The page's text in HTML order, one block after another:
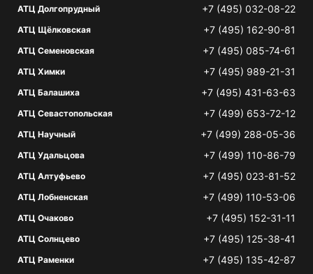
АТЦ Долгопрудный +7 (495) 032-08-22
АТЦ Щёлковская +7 (495) 162-90-81
АТЦ Семеновская +7 (495) 085-74-61
АТЦ Химки +7 (495) 989-21-31
АТЦ Балашиха +7 (495) 431-63-63
АТЦ Севастопольская +7 (499) 653-72-12
АТЦ Научный +7 (499) 288-05-36
АТЦ Удальцова +7 (499) 110-86-79
АТЦ Алтуфьево +7 (495) 023-81-52
АТЦ Лобненская +7 (499) 110-53-06
АТЦ Очаково +7 (495) 152-31-11
АТЦ Солнцево +7 (495) 125-38-41
АТЦ Раменки +7 (495) 135-42-87